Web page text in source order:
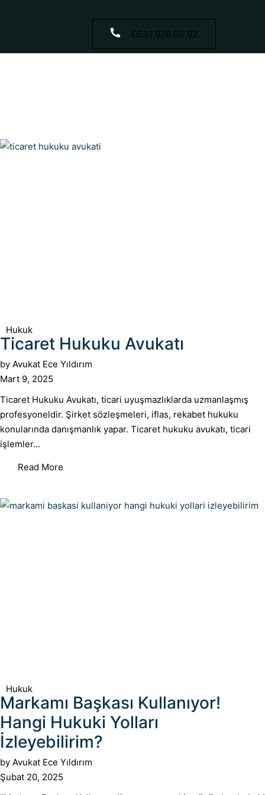
0531 978 03 92
Hukuk
Ticaret Hukuku Avukatı
by Avukat Ece Yıldırım
Mart 9, 2025
Ticaret Hukuku Avukatı, ticari uyuşmazlıklarda uzmanlaşmış
profesyoneldir. Şirket sözleşmeleri, iflas, rekabet hukuku
konularında danışmanlık yapar. Ticaret hukuku avukatı, ticari
işlemler...
Read More
Hukuk
Markamı Başkası Kullanıyor!
Hangi Hukuki Yolları
İzleyebilirim?
by Avukat Ece Yıldırım
Şubat 20, 2025